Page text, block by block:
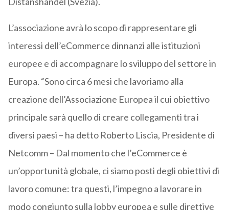
L’associazione avrà lo scopo di rappresentare gli
interessi dell’eCommerce dinnanzi alle istituzioni
europee e di accompagnare lo sviluppo del settore in
Europa. “Sono circa 6 mesi che lavoriamo alla
creazione dell’Associazione Europea il cui obiettivo
principale sarà quello di creare collegamenti tra i
diversi paesi – ha detto Roberto Liscia, Presidente di
Netcomm – Dal momento che l’eCommerce è
un’opportunità globale, ci siamo posti degli obiettivi di
lavoro comune: tra questi, l’impegno a lavorare in
modo congiunto sulla lobby europea e sulle direttive